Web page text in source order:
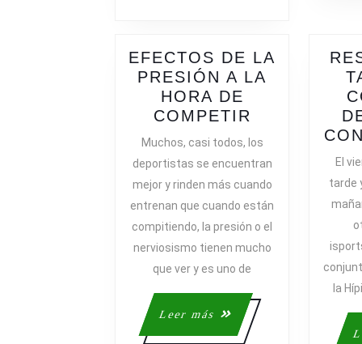
EFECTOS DE LA
PRESIÓN A LA
HORA DE
COMPETIR
PRESIÓN
A
LA
HORA
DE
COMPETIR
Muchos, casi todos, los
deportistas se encuentran
mejor y rinden más cuando
entrenan que cuando están
compitiendo, la presión o el
nerviosismo tienen mucho
que ver y es uno de
Leer más
Leer
más
El
tarde
la